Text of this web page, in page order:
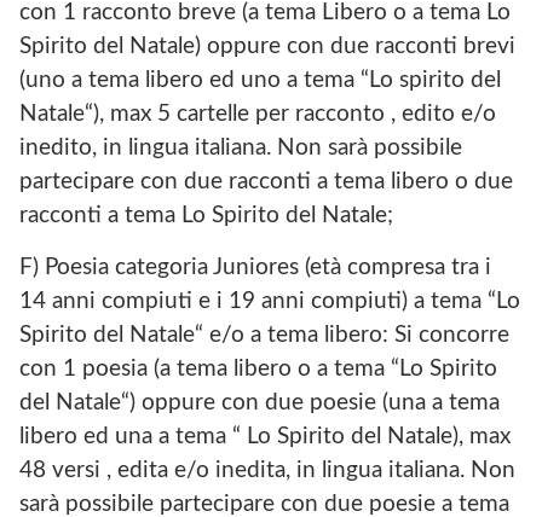
con 1 racconto breve (a tema Libero o a tema Lo
Spirito del Natale) oppure con due racconti brevi
(uno a tema libero ed uno a tema “Lo spirito del
Natale“), max 5 cartelle per racconto , edito e/o
inedito, in lingua italiana. Non sarà possibile
partecipare con due racconti a tema libero o due
racconti a tema Lo Spirito del Natale;
F) Poesia categoria Juniores (età compresa tra i
14 anni compiuti e i 19 anni compiuti) a tema “Lo
Spirito del Natale“ e/o a tema libero: Si concorre
con 1 poesia (a tema libero o a tema “Lo Spirito
del Natale“) oppure con due poesie (una a tema
libero ed una a tema “ Lo Spirito del Natale), max
48 versi , edita e/o inedita, in lingua italiana. Non
sarà possibile partecipare con due poesie a tema